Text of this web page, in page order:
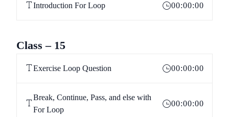
Introduction For Loop 00:00:00
Class – 15
Exercise Loop Question 00:00:00
Break, Continue, Pass, and else with
For Loop
00:00:00